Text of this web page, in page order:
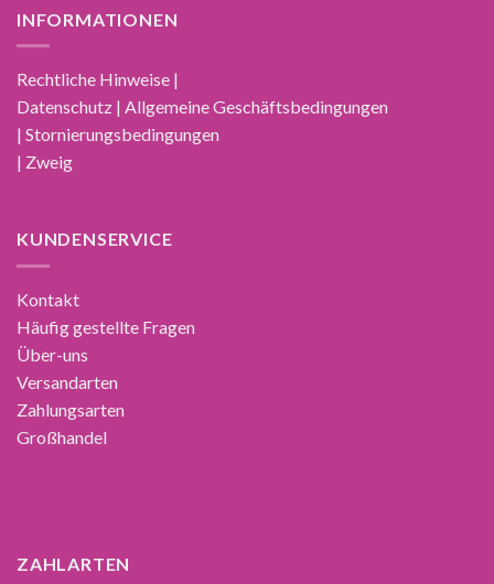
INFORMATIONEN
Rechtliche Hinweise |
Datenschutz | Allgemeine Geschäftsbedingungen
| Stornierungsbedingungen
| Zweig
KUNDENSERVICE
Kontakt
Häufig gestellte Fragen
Über-uns
Versandarten
Zahlungsarten
Großhandel
ZAHLARTEN